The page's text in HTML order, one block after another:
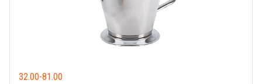
32.00-81.00